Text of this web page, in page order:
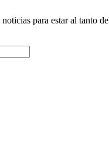
noticias para estar al tanto